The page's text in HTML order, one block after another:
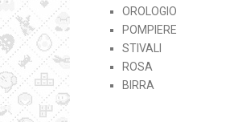
OROLOGIO
POMPIERE
STIVALI
ROSA
BIRRA